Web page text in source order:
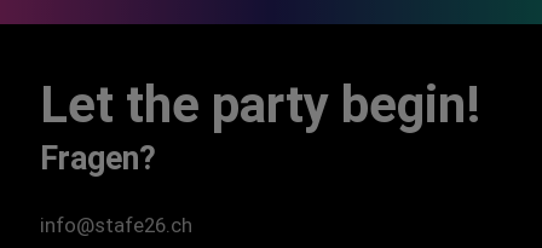
Let the party begin!
Fragen?
info@stafe26.ch